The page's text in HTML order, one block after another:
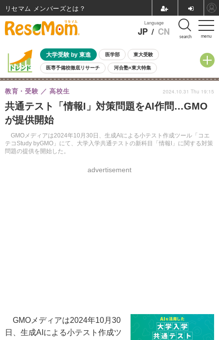
menu
Language
JP / CN search
大学受験 by 東進 医学部 東大受験
医専予備校徹底リサーチ 河合塾×東大特集
親子で考える大学選び 高校受験 中学受験 小学校受験
共通テスト 夏休み
8月開催イベント・WS 全国公立高校 過去問 人気記事
自由研究教材（小学生向け）
共通テスト「情報I」対策問題をAI作問…GMO
が提供開始
GMOメディアは2024年10月30日、生成AIによる小テスト作成ツール「コエ
テコStudy byGMO」にて、大学入学共通テストの新科目「情報I」に関する対策
問題の提供を開始した。
教育・受験 高校生
advertisement
2024.10.31 Thu 19:15
GMOメディアは2024年10月30
日、生成AIによる小テスト作成ツ
リセマム メンバーズ